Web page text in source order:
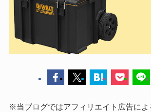
※当ブログではアフィリエイト広告によ